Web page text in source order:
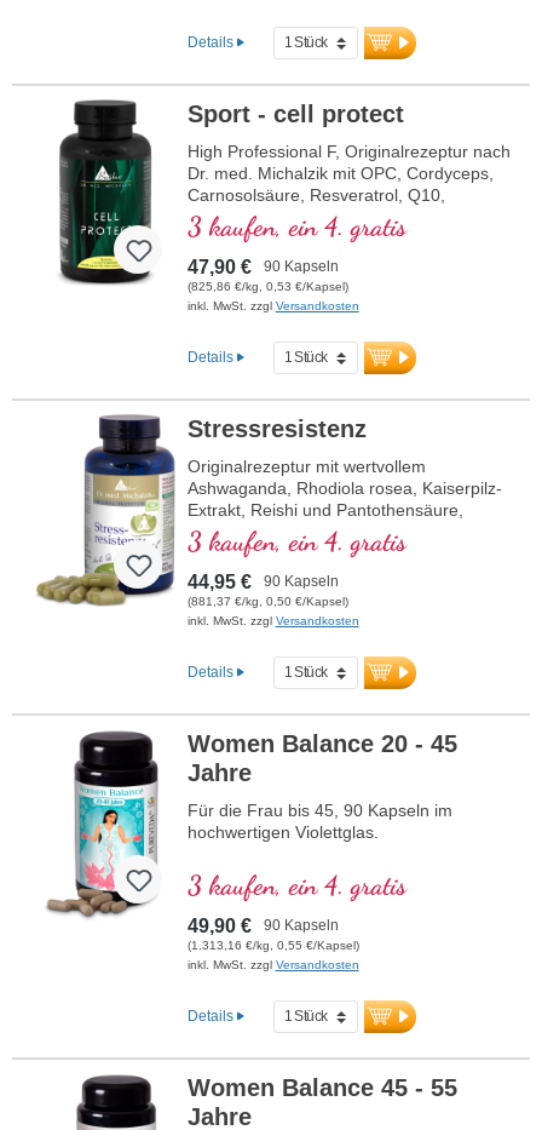
Alpha-Liponsäure in der wertvollen
Sodium-R-Lipoat-Form. Vegan,
und über 20 Jahre Erfahrung garantieren
höchste Qualität. Von Ärzten entwickelt.
mehr Informationen zu
Mitochondrium forte PRO
Details
Sport - cell protect
High Professional F, Originalrezeptur nach
Dr. med. Michalzik mit OPC, Cordyceps,
Carnosolsäure, Resveratrol, Q10,
Glutathion, NADH, Omega 3, Granatapfel
und reinem Vitamin C
3 kaufen, ein 4. gratis
47,90 € 90 Kapseln
(825,86 €/kg, 0,53 €/Kapsel)
inkl. MwSt. zzgl Versandkosten
Details
Stressresistenz
Originalrezeptur mit wertvollem
Ashwaganda, Rhodiola rosea, Kaiserpilz-
Extrakt, Reishi und Pantothensäure,
welche zu einer normalen geistigen
Leistung beiträgt. Vitamin E trägt zum
Schutz der Zellen vor oxidativem Stress
bei.
3 kaufen, ein 4. gratis
44,95 € 90 Kapseln
(881,37 €/kg, 0,50 €/Kapsel)
inkl. MwSt. zzgl Versandkosten
Details
Women Balance 20 - 45
Jahre
Für die Frau bis 45, 90 Kapseln im
hochwertigen Violettglas.
3 kaufen, ein 4. gratis
49,90 € 90 Kapseln
(1.313,16 €/kg, 0,55 €/Kapsel)
inkl. MwSt. zzgl Versandkosten
Details
Women Balance 45 - 55
Jahre